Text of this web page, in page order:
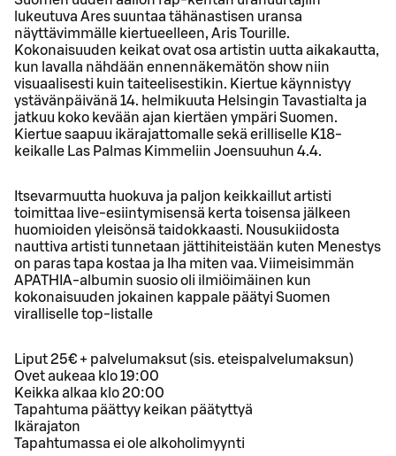
lukeutuva Ares suuntaa tähänastisen uransa
näyttävimmälle kiertueelleen, Aris Tourille.
Kokonaisuuden keikat ovat osa artistin uutta aikakautta,
kun lavalla nähdään ennennäkemätön show niin
visuaalisesti kuin taiteelisestikin. Kiertue käynnistyy
ystävänpäivänä 14. helmikuuta Helsingin Tavastialta ja
jatkuu koko kevään ajan kiertäen ympäri Suomen.
Kiertue saapuu ikärajattomalle sekä erilliselle K18-
keikalle Las Palmas Kimmeliin Joensuuhun 4.4.
Itsevarmuutta huokuva ja paljon keikkaillut artisti
toimittaa live-esiintymisensä kerta toisensa jälkeen
huomioiden yleisönsä taidokkaasti. Nousukiidosta
nauttiva artisti tunnetaan jättihiteistään kuten Menestys
on paras tapa kostaa ja Iha miten vaa. Viimeisimmän
APATHIA-albumin suosio oli ilmiöimäinen kun
kokonaisuuden jokainen kappale päätyi Suomen
viralliselle top-listalle
Liput 25€ + palvelumaksut (sis. eteispalvelumaksun)
Ovet aukeaa klo 19:00
Keikka alkaa klo 20:00
Tapahtuma päättyy keikan päätyttyä
Ikärajaton
Tapahtumassa ei ole alkoholimyynti